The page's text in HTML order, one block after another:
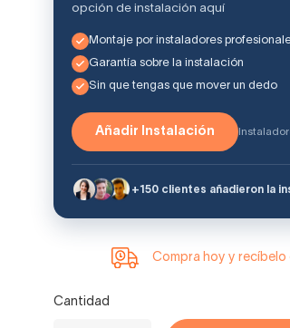
opción de instalación aquí
Montaje por instaladores
Garantía sobre la instalación
Sin que tengas que mover un dedo
Añadir Instalación
+150 clientes añadieron la
Compra hoy y recíbelo
Cantidad